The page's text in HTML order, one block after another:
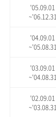
'05.09.01
~'06.12.31
'04.09.01
~'05.08.31
'03.09.01
~'04.08.31
'02.09.01
~'03.08.31